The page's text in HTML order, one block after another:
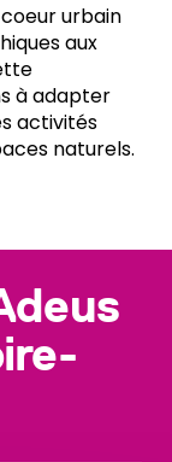
urbain
aux
à adapter
activités
naturels.